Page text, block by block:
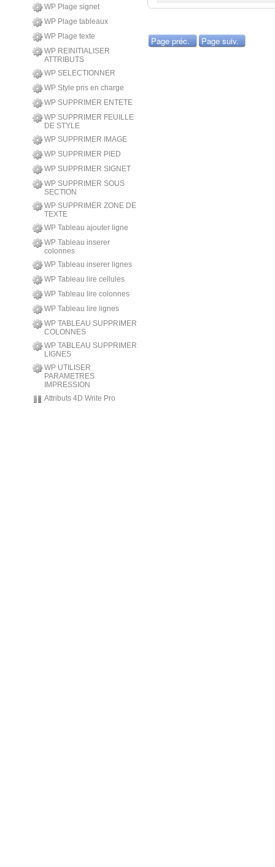
WP Plage signet
WP Plage tableaux
WP Plage texte
WP REINITIALISER
ATTRIBUTS
WP SELECTIONNER
WP Style pris en charge
WP SUPPRIMER ENTETE
WP SUPPRIMER FEUILLE
DE STYLE
WP SUPPRIMER IMAGE
WP SUPPRIMER PIED
WP SUPPRIMER SIGNET
WP SUPPRIMER SOUS
SECTION
WP SUPPRIMER ZONE DE
TEXTE
WP Tableau ajouter ligne
WP Tableau inserer
colonnes
WP Tableau inserer lignes
WP Tableau lire cellules
WP Tableau lire colonnes
WP Tableau lire lignes
WP TABLEAU SUPPRIMER
COLONNES
WP TABLEAU SUPPRIMER
LIGNES
WP UTILISER
PARAMETRES
IMPRESSION
Attributs 4D Write Pro
Page préc. Page suiv.